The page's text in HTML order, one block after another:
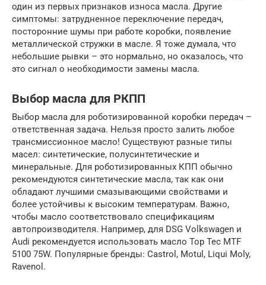
один из первых признаков износа масла. Другие
симптомы: затрудненное переключение передач,
посторонние шумы при работе коробки, появление
металлической стружки в масле. Я тоже думала, что
небольшие рывки – это нормально, но оказалось, что
это сигнал о необходимости замены масла.
Выбор масла для РКПП
Выбор масла для роботизированной коробки передач –
ответственная задача. Нельзя просто залить любое
трансмиссионное масло! Существуют разные типы
масел: синтетические, полусинтетические и
минеральные. Для роботизированных КПП обычно
рекомендуются синтетические масла, так как они
обладают лучшими смазывающими свойствами и
более устойчивы к высоким температурам. Важно,
чтобы масло соответствовало спецификациям
автопроизводителя. Например, для DSG Volkswagen и
Audi рекомендуется использовать масло Top Tec MTF
5100 75W. Популярные бренды: Castrol, Motul, Liqui Moly,
Ravenol.